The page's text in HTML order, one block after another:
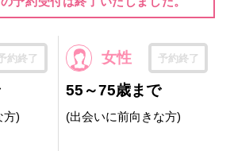
予約終了
方)
女性 予約終了
55～75歳まで
(出会いに前向きな方)